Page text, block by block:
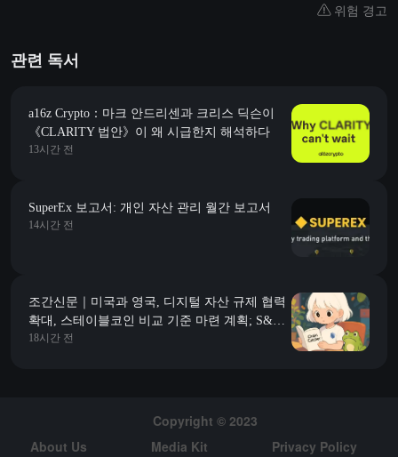
위험 경고
관련 독서
a16z Crypto：마크 안드리센과 크리스 딕슨이
《CLARITY 법안》이 왜 시급한지 해석하다
13시간 전
SuperEx 보고서: 개인 자산 관리 월간 보고서
14시간 전
조간신문｜미국과 영국, 디지털 자산 규제 협력
확대, 스테이블코인 비교 기준 마련 계획; S&P
500, 한 달 동안 2.1조 달러 시가총액 증가, 전체
18시간 전
Copyright © 2023
About Us
Media Kit Privacy Policy